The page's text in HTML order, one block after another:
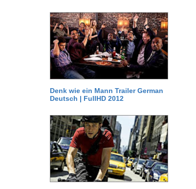
Denk wie ein Mann Trailer German
Deutsch | FullHD 2012